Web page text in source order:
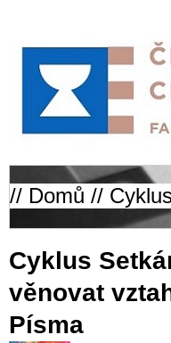
// Domů //
Cyklus
věnovat
Písma